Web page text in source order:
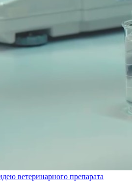
ветеринарного препарата